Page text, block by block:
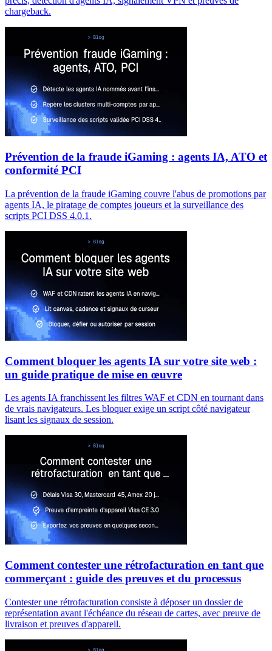
chargeback.
Prévention de la fraude iGaming : agents IA, ATO et
conformité PCI
La prévention de la fraude iGaming couvre l'abus de promotions par
agents IA, le piratage de comptes joueurs et la surveillance des
scripts PCI DSS 4.0.1.
Comment bloquer les agents IA sur votre site web :
un guide pratique de mise en œuvre
Les agents IA franchissent les filtres WAF et CDN en tournant dans
de vrais navigateurs. Les bloquer exige un script côté navigateur
lisant les signaux de session.
Comment contester une rétrofacturation en tant que
commerçant : guide des preuves et du processus
Contester une rétrofacturation consiste à déposer un dossier de
représentation avant l'échéance du réseau de cartes, avec preuve de
livraison et preuves d'appareil.